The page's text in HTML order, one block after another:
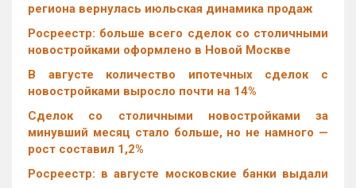
региона вернулась июльская динамика продаж
Росреестр: больше всего сделок со столичными
новостройками оформлено в Новой Москве
В августе количество ипотечных сделок с
новостройками выросло почти на 14%
Cделок со столичными новостройками за
минувший месяц стало больше, но не намного —
рост составил 1,2%
Росреестр: в августе московские банки выдали